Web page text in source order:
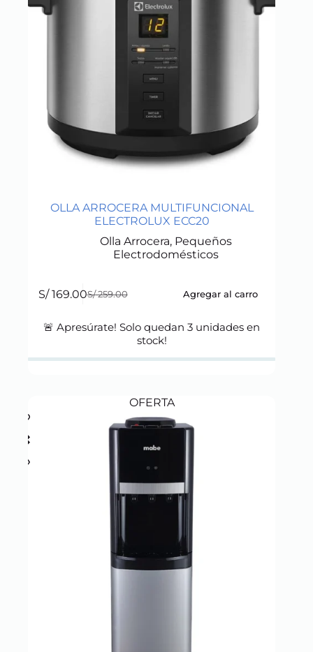
OLLA ARROCERA MULTIFUNCIONAL
ELECTROLUX ECC20
Olla Arrocera, Pequeños
Electrodomésticos
S/259.00
Original
was:
S/169.00Current
is:
Agregar al carro
🚨 Apresúrate! Solo quedan3 unidades en
stock!
OFERTA